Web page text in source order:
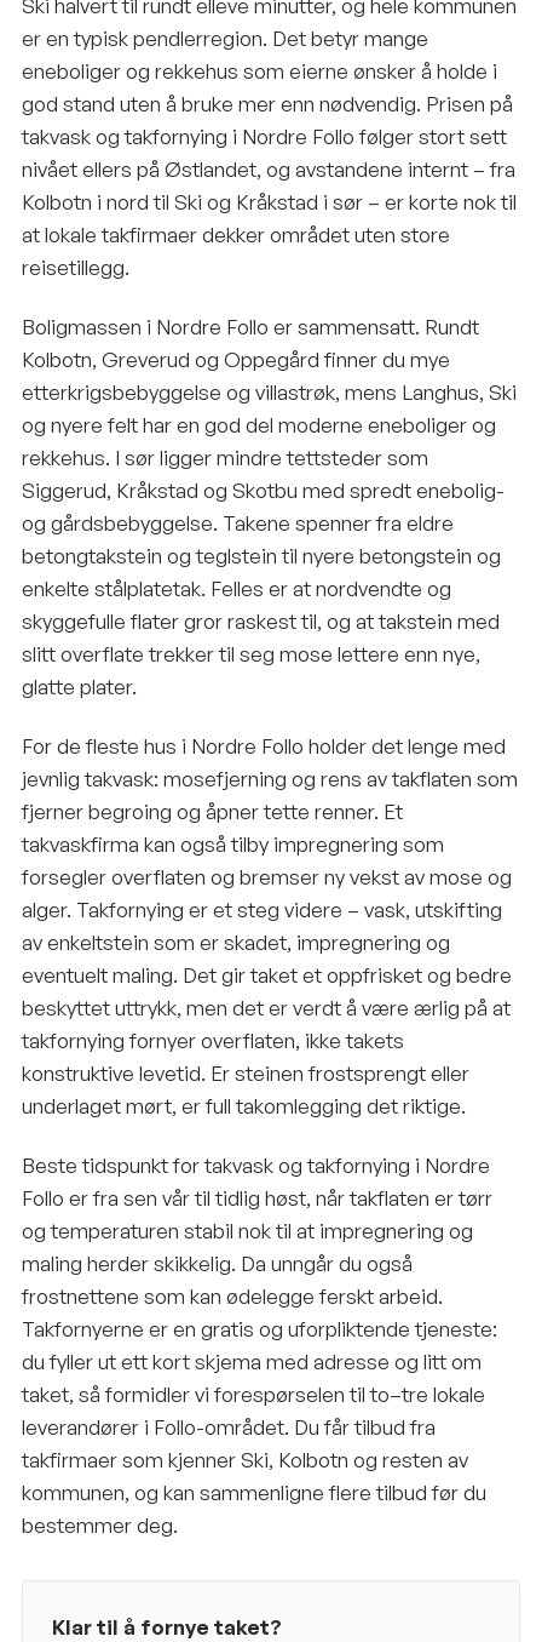
Ski halvert til rundt elleve minutter, og hele kommunen
er en typisk pendlerregion. Det betyr mange
eneboliger og rekkehus som eierne ønsker å holde i
god stand uten å bruke mer enn nødvendig. Prisen på
takvask og takfornying i Nordre Follo følger stort sett
nivået ellers på Østlandet, og avstandene internt – fra
Kolbotn i nord til Ski og Kråkstad i sør – er korte nok til
at lokale takfirmaer dekker området uten store
reisetillegg.
Boligmassen i Nordre Follo er sammensatt. Rundt
Kolbotn, Greverud og Oppegård finner du mye
etterkrigsbebyggelse og villastrøk, mens Langhus, Ski
og nyere felt har en god del moderne eneboliger og
rekkehus. I sør ligger mindre tettsteder som
Siggerud, Kråkstad og Skotbu med spredt enebolig-
og gårdsbebyggelse. Takene spenner fra eldre
betongtakstein og teglstein til nyere betongstein og
enkelte stålplatetak. Felles er at nordvendte og
skyggefulle flater gror raskest til, og at takstein med
slitt overflate trekker til seg mose lettere enn nye,
glatte plater.
For de fleste hus i Nordre Follo holder det lenge med
jevnlig takvask: mosefjerning og rens av takflaten som
fjerner begroing og åpner tette renner. Et
takvaskfirma kan også tilby impregnering som
forsegler overflaten og bremser ny vekst av mose og
alger. Takfornying er et steg videre – vask, utskifting
av enkeltstein som er skadet, impregnering og
eventuelt maling. Det gir taket et oppfrisket og bedre
beskyttet uttrykk, men det er verdt å være ærlig på at
takfornying fornyer overflaten, ikke takets
konstruktive levetid. Er steinen frostsprengt eller
underlaget mørt, er full takomlegging det riktige.
Beste tidspunkt for takvask og takfornying i Nordre
Follo er fra sen vår til tidlig høst, når takflaten er tørr
og temperaturen stabil nok til at impregnering og
maling herder skikkelig. Da unngår du også
frostnettene som kan ødelegge ferskt arbeid.
Takfornyerne er en gratis og uforpliktende tjeneste:
du fyller ut ett kort skjema med adresse og litt om
taket, så formidler vi forespørselen til to–tre lokale
leverandører i Follo-området. Du får tilbud fra
takfirmaer som kjenner Ski, Kolbotn og resten av
kommunen, og kan sammenligne flere tilbud før du
bestemmer deg.
Klar til å fornye taket?